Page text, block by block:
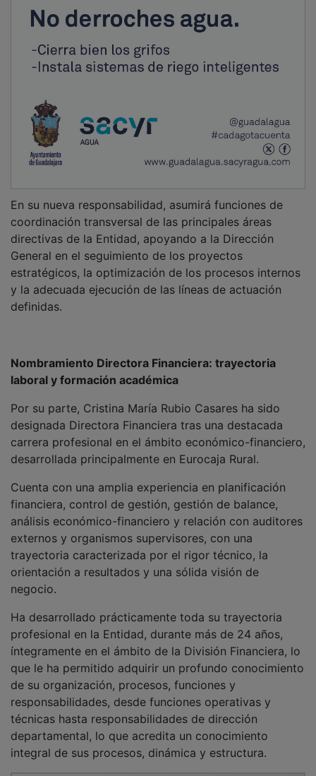
Nombramiento Directora Financiera: trayectoria
laboral y formación académica
Por su parte, Cristina María Rubio Casares ha sido
designada Directora Financiera tras una destacada
carrera profesional en el ámbito económico-financiero,
desarrollada principalmente en Eurocaja Rural.
financiera, control de gestión, gestión de balance,
análisis económico-financiero y relación con auditores
externos y organismos supervisores, con una
trayectoria caracterizada por el rigor técnico, la
orientación a resultados y una sólida visión de
negocio.
Ha desarrollado prácticamente toda su trayectoria
que le ha permitido adquirir un profundo conocimiento
de su organización, procesos, funciones y
técnicas hasta responsabilidades de dirección
departamental, lo que acredita un conocimiento
integral de sus procesos, dinámica y estructura.
PUBLICIDAD
Así, en diciembre de 2014 asumió el cargo de Jefa del